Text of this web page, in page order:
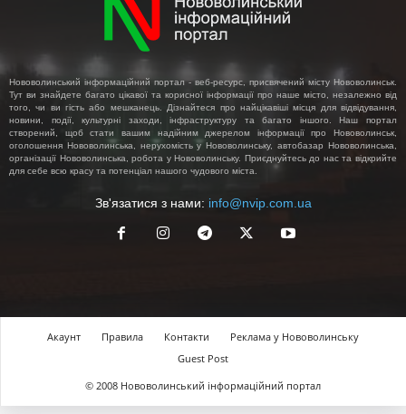
Нововолинський інформаційний портал - веб-ресурс, присвячений місту Нововолинськ.
Тут ви знайдете багато цікавої та корисної інформації про наше місто, незалежно від
того, чи ви гість або мешканець. Дізнайтеся про найцікавіші місця для відвідування,
новини, події, культурні заходи, інфраструктуру та багато іншого. Наш портал
створений, щоб стати вашим надійним джерелом інформації про Нововолинськ,
оголошення Нововолинська, нерухомість у Нововолинську, автобазар Нововолинська,
організації Нововолинська, робота у Нововолинську. Приєднуйтесь до нас та відкрийте
для себе всю красу та потенціал нашого чудового міста.
Зв'язатися з нами: info@nvip.com.ua
Акаунт Правила Контакти
Реклама у Нововолинську
Guest Post
© 2008 Нововолинський інформаційний портал